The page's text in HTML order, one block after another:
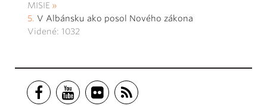
MISIE
V Albánsku ako posol Nového zákona
Videné: 1032